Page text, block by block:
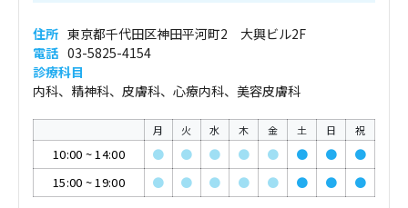
住所 東京都千代田区神田平河町2 大興ビル2F
電話 03-5825-4154
診療科目
内科、精神科、皮膚科、心療内科、美容皮膚科
月 火 水 木 金 土 日 祝
10:00 ~14:00 ● ● ● ● ● ● ●
●
15:00 ~19:00 ● ● ● ● ● ● ● ●